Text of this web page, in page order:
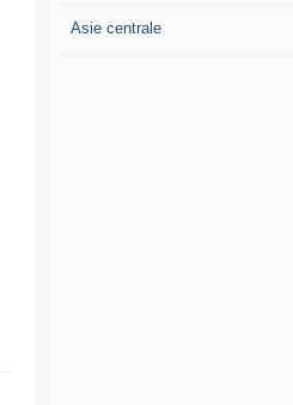
Asie centrale